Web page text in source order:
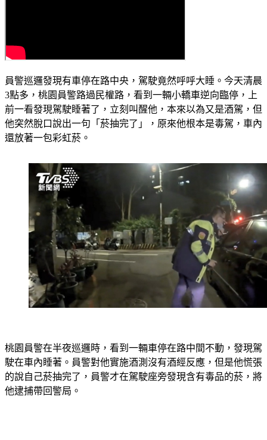
員警巡邏發現有車停在路中央，駕駛竟然呼呼大睡。今天清晨
3點多，桃園員警路過民權路，看到一輛小轎車逆向臨停，上
前一看發現駕駛睡著了，立刻叫醒他，本來以為又是酒駕，但
他突然脫口說出一句「菸抽完了」，原來他根本是毒駕，車內
還放著一包彩虹菸。
桃園員警在半夜巡邏時，看到一輛車停在路中間不動，發現駕
駛在車內睡著。員警對他實施酒測沒有酒經反應，但是他慌張
的說自己菸抽完了，員警才在駕駛座旁發現含有毒品的菸，將
他逮捕帶回警局。